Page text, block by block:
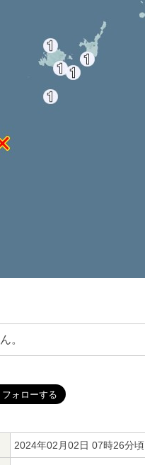
。
2024年02月02日 07時26分頃